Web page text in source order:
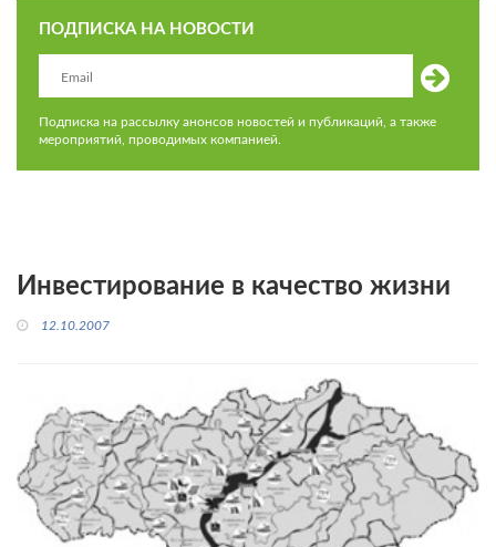
ПОДПИСКА НА НОВОСТИ
Подписка на рассылку анонсов новостей и публикаций, а также
мероприятий, проводимых компанией.
Инвестирование в качество жизни
12.10.2007